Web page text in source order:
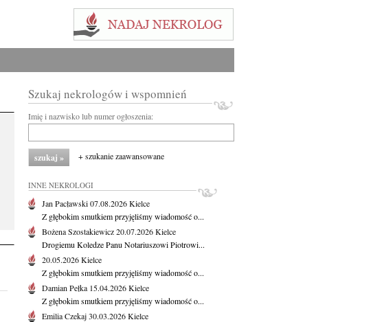
Szukaj nekrologów i wspomnień
Imię i nazwisko lub numer ogłoszenia:
+ szukanie zaawansowane
INNE NEKROLOGI
Jan Pacławski07.08.2026Kielce
Z głębokim smutkiem przyjęliśmy wiadomość o...
Bożena Szostakiewicz20.07.2026Kielce
Drogiemu Koledze Panu Notariuszowi Piotrowi...
20.05.2026Kielce
Z głębokim smutkiem przyjęliśmy wiadomość o...
Damian Pełka 15.04.2026Kielce
Z głębokim smutkiem przyjęliśmy wiadomość o...
Emilia Czekaj30.03.2026Kielce